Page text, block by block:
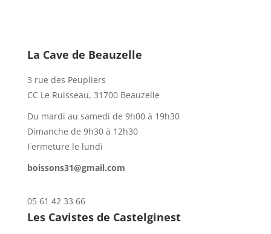
La Cave de Beauzelle
3 rue des Peupliers
CC Le Ruisseau, 31700 Beauzelle
Du mardi au samedi de 9h00 à 19h30
Dimanche de 9h30 à 12h30
Fermeture le lundi
boissons31@gmail.com
05 61 42 33 66
Les Cavistes de Castelginest